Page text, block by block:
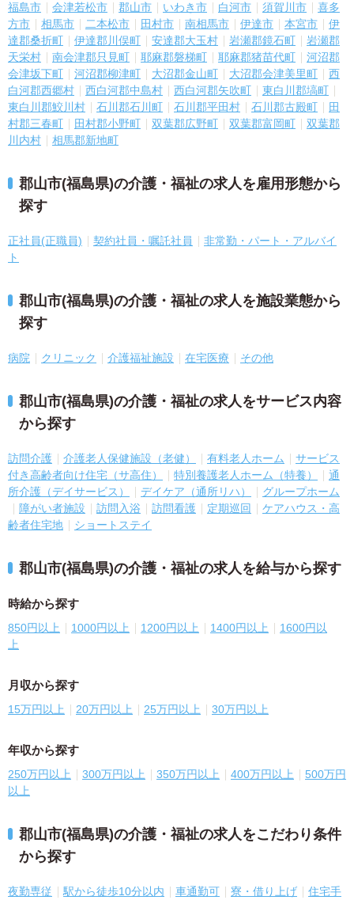
福島市 会津若松市 郡山市 いわき市 白河市 須賀川市
喜多
方市
相馬市 二本松市 田村市 南相馬市 伊達市 本宮市
伊
達郡桑折町
伊達郡川俣町 安達郡大玉村 岩瀬郡鏡石町
岩瀬郡
天栄村
南会津郡只見町 耶麻郡磐梯町 耶麻郡猪苗代町
河沼郡
会津坂下町
河沼郡柳津町 大沼郡金山町 大沼郡会津美里町
西
白河郡西郷村
西白河郡中島村 西白河郡矢吹町
東白川郡塙町
東白川郡鮫川村
石川郡石川町 石川郡平田村 石川郡古殿町
田
村郡三春町
田村郡小野町 双葉郡広野町 双葉郡富岡町
双葉郡
川内村
相馬郡新地町
郡山市(福島県)の介護・福祉の求人を雇用形態から
探す
正社員(正職員) 契約社員・嘱託社員
非常勤・パート・アルバイ
ト
郡山市(福島県)の介護・福祉の求人を施設業態から
探す
病院 クリニック 介護福祉施設 在宅医療 その他
郡山市(福島県)の介護・福祉の求人をサービス内容
から探す
訪問介護 介護老人保健施設（老健） 有料老人ホーム
サービス
付き高齢者向け住宅（サ高住）
特別養護老人ホーム（特養）
通
所介護（デイサービス）
デイケア（通所リハ）
グループホーム
障がい者施設
訪問入浴 訪問看護 定期巡回
ケアハウス・高
齢者住宅地
ショートステイ
郡山市(福島県)の介護・福祉の求人を給与から探す
時給から探す
850円以上 1000円以上 1200円以上 1400円以上
1600円以
上
月収から探す
15万円以上 20万円以上 25万円以上 30万円以上
年収から探す
250万円以上 300万円以上 350万円以上 400万円以上
500万円
以上
郡山市(福島県)の介護・福祉の求人をこだわり条件
から探す
夜勤専従 駅から徒歩10分以内 車通勤可 寮・借り上げ
住宅手